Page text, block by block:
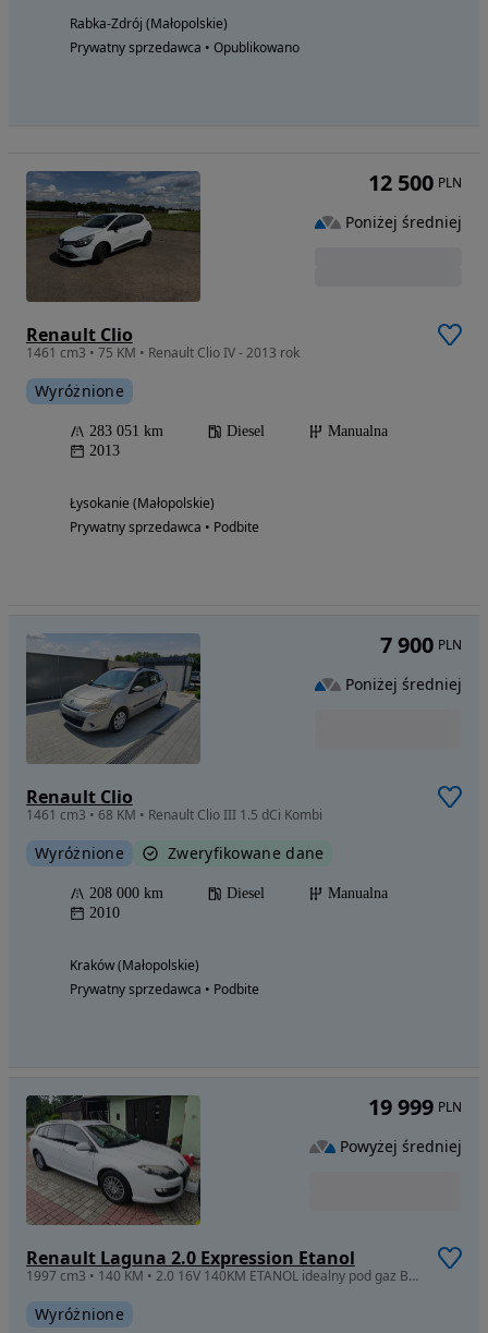
Rabka-Zdrój (Małopolskie)
Prywatny sprzedawca • Opublikowano
Renault Clio
1461 cm3 • 75 KM • Renault Clio IV - 2013 rok
Wyróżnione
283 051 km Diesel
Manualna
2013
Łysokanie (Małopolskie)
Prywatny sprzedawca • Podbite
12 500 PLN
Poniżej średniej
Renault Clio
1461 cm3 • 68 KM • Renault Clio III 1.5 dCi Kombi
Wyróżnione Zweryfikowane dane
208 000 km Diesel
Manualna
2010
Kraków (Małopolskie)
Prywatny sprzedawca • Podbite
7 900 PLN
Poniżej średniej
Renault Laguna 2.0 Expression Etanol
1997 cm3 • 140 KM • 2.0 16V 140KM ETANOL idealny pod gaz Bezwypadkowy od 1-wł
Wyróżnione
19 999 PLN
Powyżej średniej